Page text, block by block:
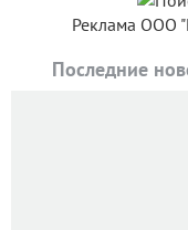
Реклама ООО
Последние